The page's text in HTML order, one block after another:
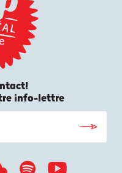
info-lettre